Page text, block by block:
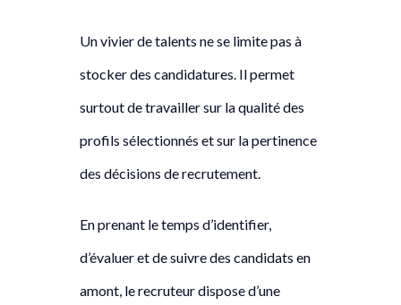
Un vivier de talents ne se limite pas à
stocker des candidatures. Il permet
surtout de travailler sur la qualité des
profils sélectionnés et sur la pertinence
des décisions de recrutement.
En prenant le temps d’identifier,
d’évaluer et de suivre des candidats en
amont, le recruteur dispose d’une